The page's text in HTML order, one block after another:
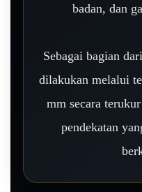
badan, dan
Sebagai bagian
dilakukan melalui
mm secara
pendekatan